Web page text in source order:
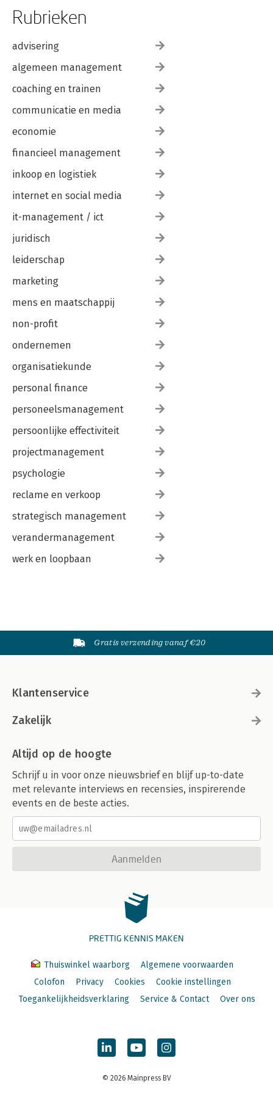
Rubrieken
advisering
algemeen management
coaching en trainen
communicatie en media
economie
financieel management
inkoop en logistiek
internet en social media
it-management / ict
juridisch
leiderschap
marketing
mens en maatschappij
non-profit
ondernemen
organisatiekunde
personal finance
personeelsmanagement
persoonlijke effectiviteit
projectmanagement
psychologie
reclame en verkoop
strategisch management
verandermanagement
werk en loopbaan
Gratis verzending vanaf €20
Klantenservice
Zakelijk
Altijd op de hoogte
Schrijf u in voor onze nieuwsbrief en blijf up-to-date
met relevante interviews en recensies, inspirerende
events en de beste acties.
Aanmelden
PRETTIG KENNIS MAKEN
Thuiswinkel waarborg
Algemene voorwaarden
Colofon
Privacy Cookies
Cookie instellingen
Toegankelijkheidsverklaring
Service & Contact Over ons
© 2026 Mainpress BV